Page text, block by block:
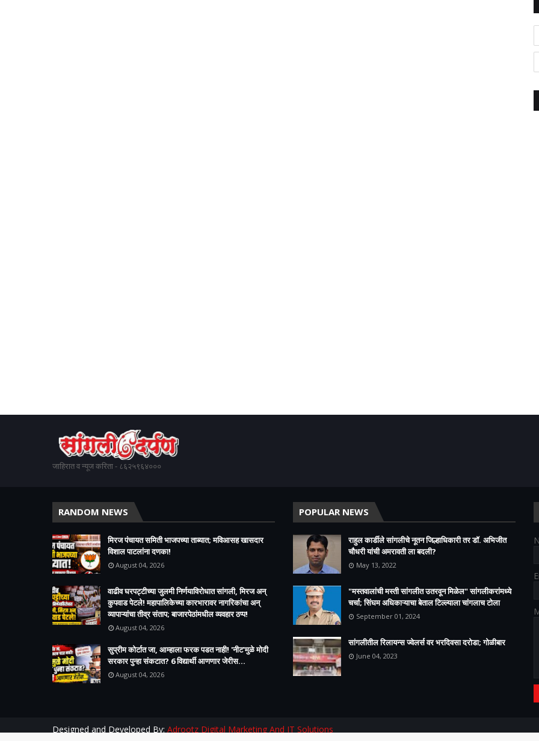
जाहिरात व न्यूज करिता - ८६२५९६४०००
RANDOM NEWS
मिरज पंचायत समिती भाजपच्या ताब्यात; मविआसह खासदार
विशाल पाटलांना दणका!
August 04, 2026
वाढीव घरपट्टीच्या जुलमी निर्णयाविरोधात सांगली, मिरज अन्
कुपवाड पेटले! महापालिकेच्या कारभारावर नागरिकांचा अन्
व्यापाऱ्यांचा तीव्र संताप; बाजारपेठांमधील व्यवहार ठप्प!​
August 04, 2026
सुप्रीम कोर्टात जा, आम्हाला फरक पडत नाही! 'नीट'मुळे मोदी
सरकार पुन्हा संकटात? 6 विद्यार्थी आणणार जेरीस...
August 04, 2026
POPULAR NEWS
राहुल कार्डीले सांगलीचे नूतन जिल्हाधिकारी तर डॉ. अभिजीत
चौधरी यांची अमरावती ला बदली?
May 13, 2022
"मस्तवालांची मस्ती सांगलीत उतरवून मिळेल" सांगलीकरांमध्ये
चर्चा; सिंघम अधिकाऱ्याचा बेताल टिल्ल्याला चांगलाच टोला
September 01, 2024
सांगलीतील रिलायन्स ज्वेलर्स वर भरदिवसा दरोडा; गोळीबार
June 04, 2023
Designed and Developed By: Adrootz Digital Marketing And IT Solutions